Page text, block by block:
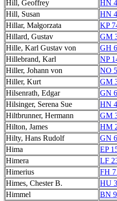
Hill, Geoffrey
HN
Hill, Susan
HN
Hillar, Małgorzata
KP
Hillard, Gustav
GM
Hille, Karl Gustav von
GH
Hillebrand, Karl
NP
Hiller, Johann von
NO
Hiller, Kurt
GM
Hilsenrath, Edgar
GN
Hilsinger, Serena Sue
HN
Hiltbrunner, Hermann
GM
Hilton, James
HM
Hilty, Hans Rudolf
GN
Hima
EP
Himera
LF
Himerius
FH
Himes, Chester B.
HU
Himmel
BN